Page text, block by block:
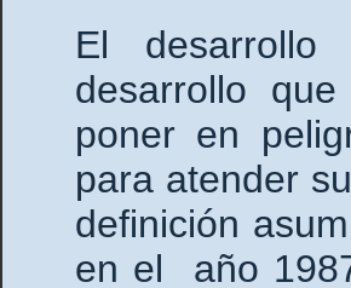
El desarrollo
desarrollo
poner en
para atender
definición
en el año